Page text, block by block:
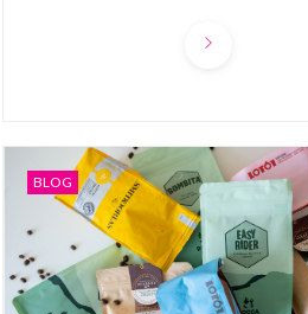
BLOG